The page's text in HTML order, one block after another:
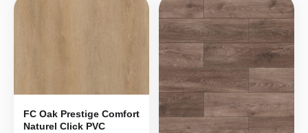
FC Oak Prestige Comfort
Naturel Click PVC